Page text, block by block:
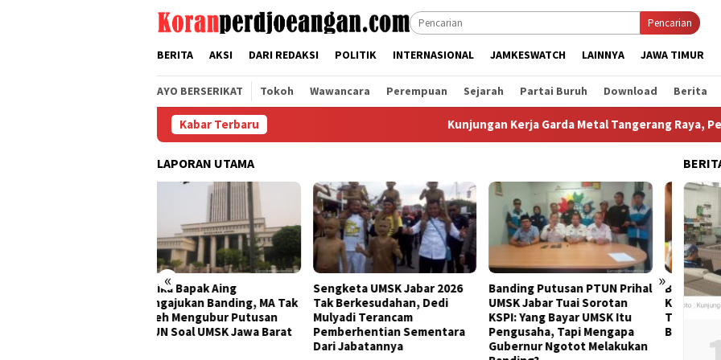
Pencarian
BERITA AKSI DARI REDAKSI POLITIK INTERNASIONAL JAMKESWATCH LAINNYA JAWA TIMUR
AYO BERSERIKAT Tokoh Wawancara Perempuan Sejarah Partai Buruh Download Berita
Kabar Terbaru Kunjungan Kerja Garda Metal Tangerang Raya, Perkuat
LAPORAN UTAMA
« »
Sengketa UMSK Jabar 2026
Tak Berkesudahan, Dedi
Mulyadi Terancam
Pemberhentian Sementara
Banding Putusan PTUN Prihal
UMSK Jabar Tuai Sorotan
KSPI: Yang Bayar UMSK Itu
Pengusaha, Tapi Mengapa
Gubernur Ngotot Melakukan
Bertemu Bupati Bogor, FSPMI
Kantongi Rekomendasi Ini
Terkait Putusan PTUN
Bandung
KDM
KSPI